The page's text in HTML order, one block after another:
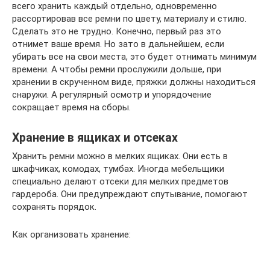
всего хранить каждый отдельно, одновременно
рассортировав все ремни по цвету, материалу и стилю.
Сделать это не трудно. Конечно, первый раз это
отнимет ваше время. Но зато в дальнейшем, если
убирать все на свои места, это будет отнимать минимум
времени. А чтобы ремни прослужили дольше, при
хранении в скрученном виде, пряжки должны находиться
снаружи. А регулярный осмотр и упорядочение
сокращает время на сборы.
Хранение в ящиках и отсеках
Хранить ремни можно в мелких ящиках. Они есть в
шкафчиках, комодах, тумбах. Иногда мебельщики
специально делают отсеки для мелких предметов
гардероба. Они предупреждают спутывание, помогают
сохранять порядок.
Как организовать хранение: